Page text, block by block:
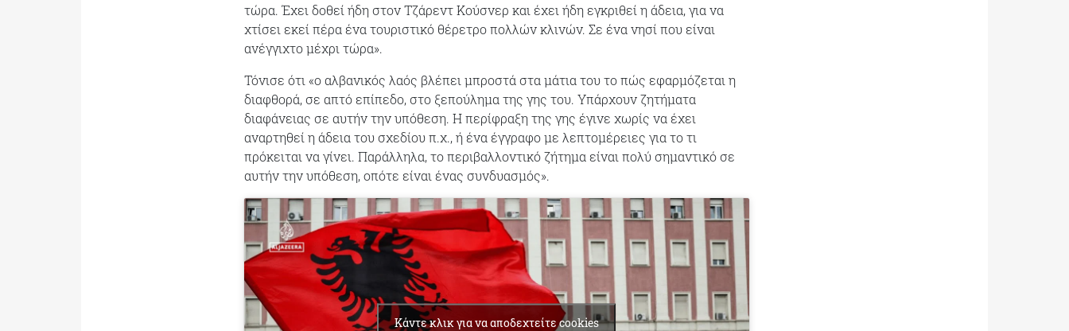
τώρα. Έχει δοθεί ήδη στον Τζάρεντ Κούσνερ και έχει ήδη εγκριθεί η άδεια, για να
χτίσει εκεί πέρα ένα τουριστικό θέρετρο πολλών κλινών. Σε ένα νησί που είναι
ανέγγιχτο μέχρι τώρα».
Τόνισε ότι «ο αλβανικός λαός βλέπει μπροστά στα μάτια του το πώς εφαρμόζεται η
διαφθορά, σε απτό επίπεδο, στο ξεπούλημα της γης του. Υπάρχουν ζητήματα
διαφάνειας σε αυτήν την υπόθεση. Η περίφραξη της γης έγινε χωρίς να έχει
αναρτηθεί η άδεια του σχεδίου π.χ., ή ένα έγγραφο με λεπτομέρειες για το τι
πρόκειται να γίνει. Παράλληλα, το περιβαλλοντικό ζήτημα είναι πολύ σημαντικό σε
αυτήν την υπόθεση, οπότε είναι ένας συνδυασμός».
Κάντε κλικ για να αποδεχτείτε cookies